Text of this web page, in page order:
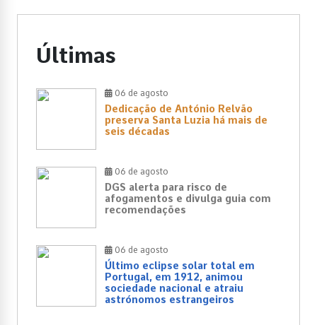
Últimas
06 de agosto
Dedicação de António Relvão
preserva Santa Luzia há mais de
seis décadas
06 de agosto
DGS alerta para risco de
afogamentos e divulga guia com
recomendações
06 de agosto
Último eclipse solar total em
Portugal, em 1912, animou
sociedade nacional e atraiu
astrónomos estrangeiros